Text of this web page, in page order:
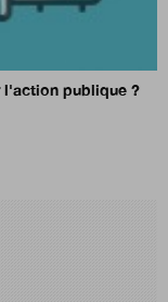
l'action publique ?